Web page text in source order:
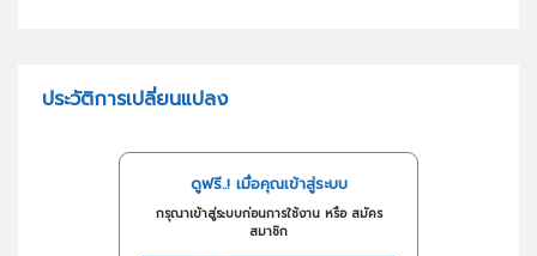
ประวัติการเปลี่ยนแปลง
ดูฟรี..! เมื่อคุณเข้าสู่ระบบ
กรุณาเข้าสู่ระบบก่อนการใช้งาน หรือ สมัคร
สมาชิก